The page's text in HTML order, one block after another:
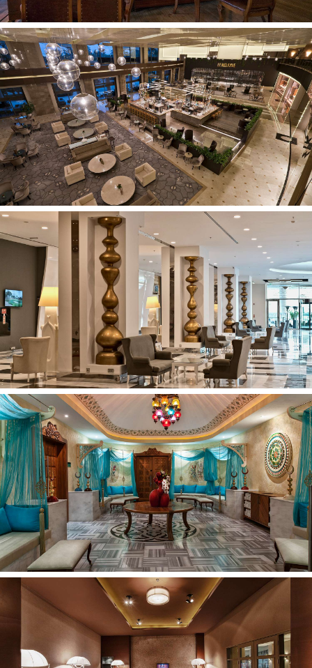
Burlentės (mokama)
Vandens slidės (mokama)
Baidarės
Vandens slidės (mokama)
Vandens gimnastika
Masažas (mokama)
Garinė pirtis su procedūromis (mokama)
Garinė pirtis
Sauna
Viešbutyje yra sveikatingumo centras (mokama)
Viešbutyje yra vandens pramogų parkas
Periodiškai vyksta pramoginiai renginiai
Vaikams:
Baseinas vaikams
Dengtas baseinas vaikams
Mini klubas
Žaidimų aikštelė
Karuselė
Žaidimų kambarys
Lovelės kūdikiams
Auklės paslaugos (mokama)
Periodiškai vyksta pramoginiai renginiai vaikams
Yra specialus valgiaraštis vaikams
Maitinimas:
Galimi maitinimo tipai: Viskas įskaičiuota +
Pastabos:
Maistas ir gėrimai viešbučio restoranuose, kavinėse ir
baruose, išvardintuose viešbučio aprašyme, yra tiekiami
viešbučio administracijos nustatyta tvarka ir yra mokami
priklausomai nuo užsisakyto maitinimo tipo
Gali būti taikomi kurorto mokesčiai, kurie mokami atvykus
Viešbučio aprašyme pateikta informacija bei viešbučio
teikiamų paslaugų sąrašas, laikas ir jų kainoraštis gali
keistis. SVARBU: kai kurios viešbučio siūlomos paslaugos
gali neveikti arba naudojimasis jomis bus ribojamas dėl
viešbučiams taikomų griežtų su COVID-19 susijusių
saugumo ir higienos reikalavimų. Atsižvelgiant į situaciją
konkrečioje šalyje ir joje taikomus reikalavimus, teikiamų
paslaugų apimtys gali nuolat keistis, todėl neturime
galimybės kiekvienu konkrečiu atveju nurodyti tikslių
ribojamų paslaugų kiekio ir pobūdžio. Detalesnės
informacijos teiraukitės viešbučio registratūroje
Oficialus viešbučio tinklalapis:
www.maxxroyal.com